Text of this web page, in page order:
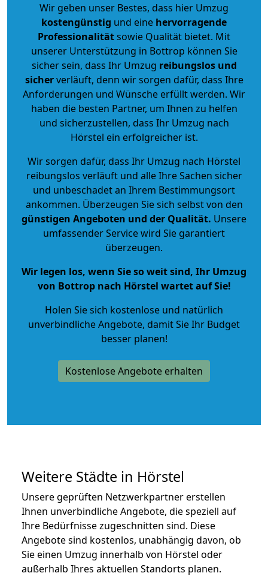
Wir geben unser Bestes, dass hier Umzug
kostengünstig und eine hervorragende
Professionalitätsowie Qualität bietet. Mit
unserer Unterstützung in Bottrop können Sie
sicher sein, dass Ihr Umzug reibungslos und
sicherverläuft, denn wir sorgen dafür, dass Ihre
Anforderungen und Wünsche erfüllt werden. Wir
haben die besten Partner, um Ihnen zu helfen
und sicherzustellen, dass Ihr Umzug nach
Hörstel ein erfolgreicher ist.
Wir sorgen dafür, dass Ihr Umzug nach Hörstel
reibungslos verläuft und alle Ihre Sachen sicher
und unbeschadet an Ihrem Bestimmungsort
ankommen. Überzeugen Sie sich selbst von den
günstigen Angeboten und der Qualität. Unsere
umfassender Service wird Sie garantiert
überzeugen.
Wir legen los, wenn Sie so weit sind, Ihr Umzug
von Bottrop nach Hörstel wartet auf Sie!
Holen Sie sich kostenlose und natürlich
unverbindliche Angebote, damit Sie Ihr Budget
besser planen!
Kostenlose Angebote erhalten
Weitere Städte in Hörstel
Unsere geprüften Netzwerkpartner erstellen
Ihnen unverbindliche Angebote, die speziell auf
Ihre Bedürfnisse zugeschnitten sind. Diese
Angebote sind kostenlos, unabhängig davon, ob
Sie einen Umzug innerhalb von Hörstel oder
außerhalb Ihres aktuellen Standorts planen.